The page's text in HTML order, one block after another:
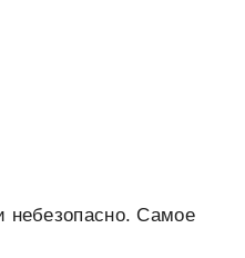
небезопасно. Самое